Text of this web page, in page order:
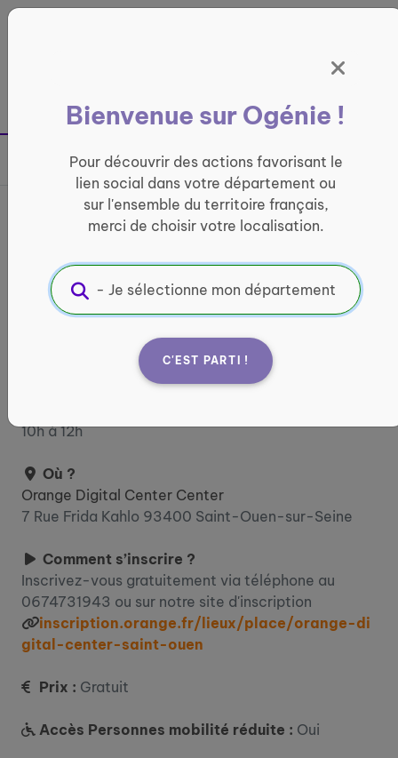
France entière
Bienvenue sur Ogénie !
Pour découvrir des actions favorisant le
lien social dans votre département ou
sur l'ensemble du territoire français,
merci de choisir votre localisation.
C'EST PARTI !
Partager sur
Broderie numérique sur
textile
LOISIRS ET CULTURE
Informations pratiques :
10h à 12h
Où ?
Orange Digital Center Center
7 Rue Frida Kahlo 93400 Saint-Ouen-sur-Seine
Comment s’inscrire ?
Inscrivez-vous gratuitement via téléphone au
0674731943 ou sur notre site d'inscription
inscription.orange.fr/lieux/place/orange-di
gital-center-saint-ouen
Prix : Gratuit
Accès Personnes mobilité réduite : Oui
Panneau de gestion des cookies